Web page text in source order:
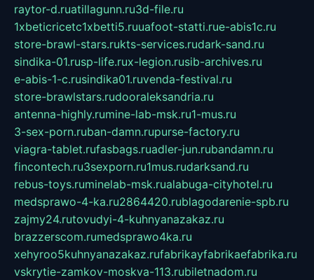
raytor-d.ruatillagunn.ru3d-file.ru
1xbeticricetc1xbetti5.ruuafoot-statti.rue-abis1c.ru
store-brawl-stars.rukts-services.rudark-sand.ru
sindika-01.rusp-life.rux-legion.rusib-archives.ru
e-abis-1-c.rusindika01.ruvenda-festival.ru
store-brawlstars.rudooraleksandria.ru
antenna-highly.rumine-lab-msk.ru1-mus.ru
3-sex-porn.ruban-damn.rupurse-factory.ru
viagra-tablet.rufasbags.ruadler-jun.rubandamn.ru
fincontech.ru3sexporn.ru1mus.rudarksand.ru
rebus-toys.ruminelab-msk.rualabuga-cityhotel.ru
medsprawo-4-ka.ru2864420.rublagodarenie-spb.ru
zajmy24.rutovudyi-4-kuhnyanazakaz.ru
brazzerscom.rumedsprawo4ka.ru
xehyroo5kuhnyanazakaz.rufabrikayfabrikaefabrika.ru
vskrytie-zamkov-moskva-113.rubiletnadom.ru